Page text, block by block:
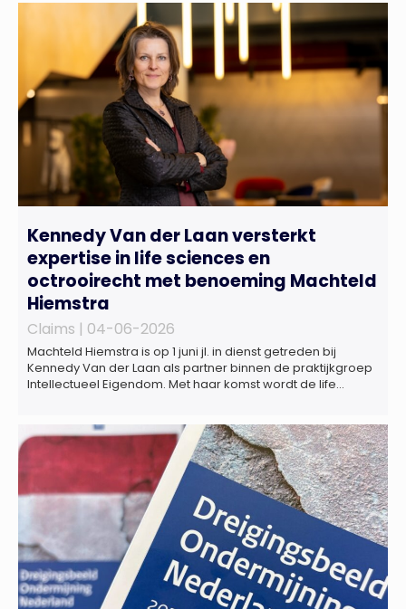
Kennedy Van der Laan versterkt
expertise in life sciences en
octrooirecht met benoeming Machteld
Hiemstra
Claims | 04-06-2026
Machteld Hiemstra is op 1 juni jl. in dienst getreden bij
Kennedy Van der Laan als partner binnen de praktijkgroep
Intellectueel Eigendom. Met haar komst wordt de life
gespecialiseerd in nationale en internationale wet- en
regelgeving relevant voor de life sciences sector en de […]